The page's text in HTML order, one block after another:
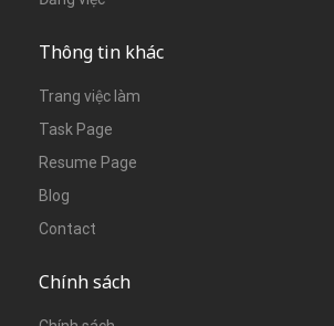
Thông tin khác
Trang việc làm
Task Page
Resume Page
Blog
Contact
Chính sách